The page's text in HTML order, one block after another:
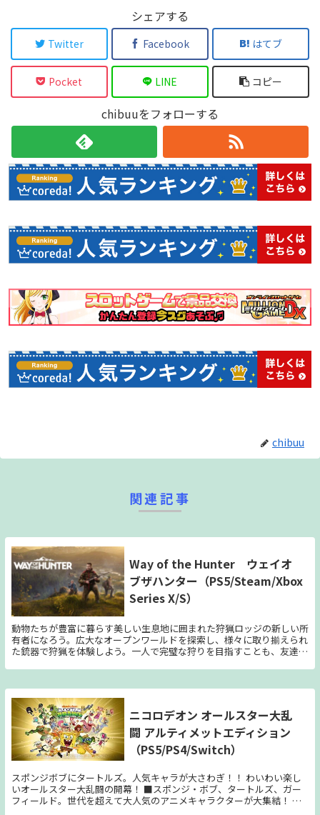
ン」となって押し寄せる！ まさに怒涛のごときジャラジャ
ラ感は唯一無二にして超爽快＆クセになること請け合いで
ゲームの難易度を徹底的に再調整。さらに「オート魔法カー
ド」や「オート魔法陣」など、初めて触る方でもストレスフ
ルなプレイにならないよう、あらゆる部分が調整されていま
★ゲームモードは全７種+α！ 忙しい現代ユーザーのプレイ
スタイルにもガッチリ対応！
●アーケードモード
「トラブル☆ウィッチーズふぁいなる！」の標準ゲームモー
ド。初心者から上級者まで誰もがゼッタイ楽しめる全４難易
度を実装。
フルボイスによるストーリーがついたゲームモード。１１人
の魔女たちによるゆるゆるストーリーがクセになるかも。
●ワルプルギスナイトモード
魔女も敵もパワーアップ！ ボーナス要素などが追加され、
圧倒的ジャラジャラに磨きがかかった超巨強極大ジャラジャ
●スコアアタックモード
２分間、５分間の制限時間内で、ひたすらスコアを稼ぐモー
ド。腕前レベルに合わせられる全４難易度を実装。
●エンドレスモード
周回プレイモード。プレイ状況はセーブが可能で、ランキン
グにも登録可能！ 高次周がとにかくアツい！
●プラクティスモード
好きな時に好きな場所で練習が可能。豊富な設定項目があ
り、いつもと違った状況のシミュレートや練習も出来ちゃい
ます。
各ゲームモードはオンラインランキングに対応しており、上
位ランキングでは豪華な魔女帽子があなたの名前に付きま
す！
他にも、追加キャラクターや、無料アップデートでゲームモ
シェアする
Twitter Facebook はてブ
Pocket LINE コピー
chibuuをフォローする
chibuu
関連記事
Way of the Hunter ウェイオ
ブザハンター（PS5/Steam/Xbox
Series X/S）
動物たちが豊富に暮らす美しい生息地に囲まれた狩猟ロッジの新しい所
有者になろう。広大なオープンワールドを探索し、様々に取り揃えられ
た銃器で狩猟を体験しよう。一人で完璧な狩りを目指すことも、友達と
ニコロデオン オールスター大乱
闘 アルティメットエディション
（PS5/PS4/Switch）
スポンジボブにタートルズ。人気キャラが大さわぎ！！ わいわい楽し
いオールスター大乱闘の開幕！ ■スポンジ・ボブ、タートルズ、ガー
フィールド。世代を超えて大人気のアニメキャラクターが大集結！ ス